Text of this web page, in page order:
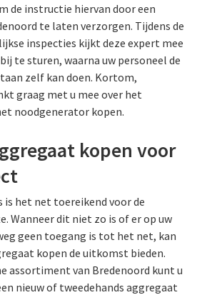
de instructie hiervan door een
te laten verzorgen. Tijdens de
inspecties kijkt deze expert mee
te sturen, waarna uw personeel de
zelf kan doen. Kortom,
graag met u mee over het
noodgenerator kopen.
kopen voor
is het net toereikend voor de
Wanneer dit niet zo is of er op uw
geen toegang is tot het net, kan
kopen de uitkomst bieden.
assortiment van Bredenoord kunt u
nieuw of tweedehands aggregaat